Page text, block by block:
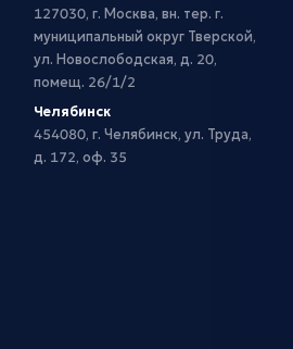
127030, г. Москва, вн. тер. г.
муниципальный округ Тверской,
ул. Новослободская, д. 20,
помещ. 26/1/2
Челябинск
454080, г. Челябинск, ул. Труда,
д. 172, оф. 35